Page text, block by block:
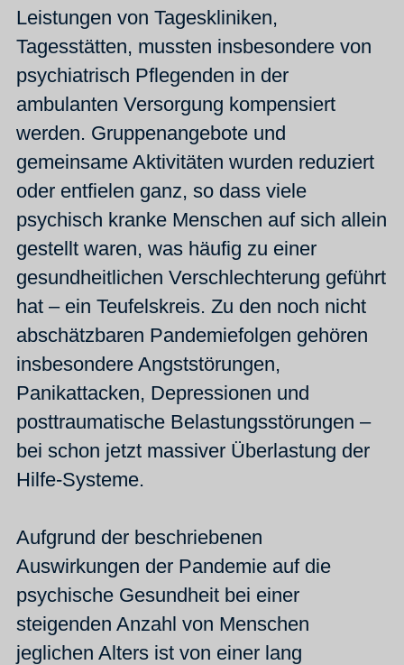
Leistungen von Tageskliniken,
Tagesstätten, mussten insbesondere von
psychiatrisch Pflegenden in der
ambulanten Versorgung kompensiert
werden. Gruppenangebote und
gemeinsame Aktivitäten wurden reduziert
oder entfielen ganz, so dass viele
psychisch kranke Menschen auf sich allein
gestellt waren, was häufig zu einer
gesundheitlichen Verschlechterung geführt
hat – ein Teufelskreis. Zu den noch nicht
abschätzbaren Pandemiefolgen gehören
insbesondere Angststörungen,
Panikattacken, Depressionen und
posttraumatische Belastungsstörungen –
bei schon jetzt massiver Überlastung der
Hilfe-Systeme.
Aufgrund der beschriebenen
Auswirkungen der Pandemie auf die
psychische Gesundheit bei einer
steigenden Anzahl von Menschen
jeglichen Alters ist von einer lang